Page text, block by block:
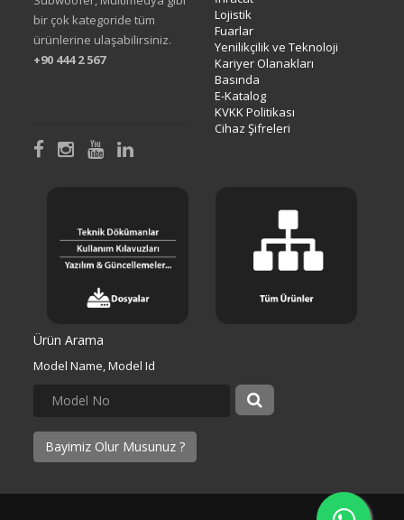
bir çok kategoride tüm
ürünlerine ulaşabilirsiniz.
+90 444 2 567
Lojistik
Fuarlar
Yenilikçilik ve Teknoloji
Kariyer Olanakları
Basında
E-Katalog
KVKK Politikası
Cihaz Şifreleri
Ürün Arama
Model Name, Model Id
Bayimiz Olur Musunuz ?